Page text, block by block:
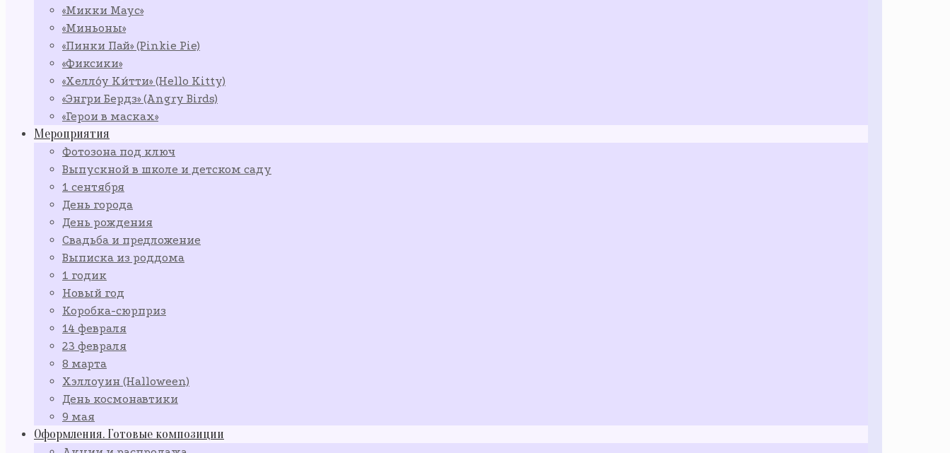
«Микки Маус»
«Миньоны»
«Пинки Пай» (Pinkie Pie)
«Фиксики»
«Хелло́у Ки́тти» (Hello Kitty)
«Энгри Бердз» (Angry Birds)
«Герои в масках»
Мероприятия
Фотозона под ключ
Выпускной в школе и детском саду
1 сентября
День города
День рождения
Свадьба и предложение
Выписка из роддома
1 годик
Новый год
Коробка-сюрприз
14 февраля
23 февраля
8 марта
Хэллоуин (Halloween)
День космонавтики
9 мая
Оформления. Готовые композиции